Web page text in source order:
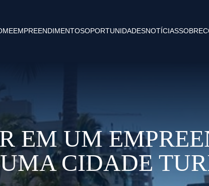
EMPREENDIMENTOSOPORTUNIDADESNOTÍCIASSOBRE
EM UM
CIDADE